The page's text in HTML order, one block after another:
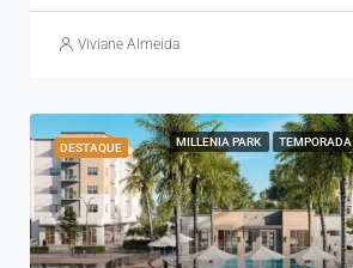
Viviane Almeida
DESTAQUE MILLENIA PARK TEMPORADA